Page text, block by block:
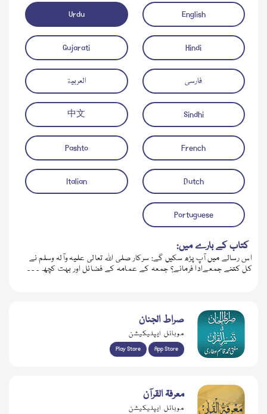
ڈاؤن لوڈ کریں آڈیو چلائیں
English
Urdu
Hindi
Gujarati
فارسی العربية
Sindhi
中文
French
Pashto
Dutch
Italian
Portuguese
کتاب کے بارے میں:
اس رسالے میں آپ پڑھ سکیں گے: سرکار صلی اللہ تعالی علیہ وآلہ وسلم نے
کل کتنے جمعےادا فرمائے؟ جمعہ کے عمامہ کے فضائل اور بہت کچھ ۔ ۔ ۔
صراط الجنان
موبائل ایپلیکیشن
Play Store App Store
معرفۃ القرآن
موبائل ایپلیکیشن